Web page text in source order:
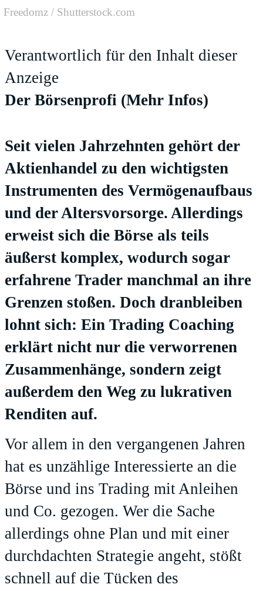
Freedomz / Shutterstock.com
Verantwortlich für den Inhalt dieser
Anzeige
Der Börsenprofi (Mehr Infos)
Seit vielen Jahrzehnten gehört der
Aktienhandel zu den wichtigsten
Instrumenten des Vermögenaufbaus
und der Altersvorsorge. Allerdings
erweist sich die Börse als teils
äußerst komplex, wodurch sogar
erfahrene Trader manchmal an ihre
Grenzen stoßen. Doch dranbleiben
lohnt sich: Ein Trading Coaching
erklärt nicht nur die verworrenen
Zusammenhänge, sondern zeigt
außerdem den Weg zu lukrativen
Renditen auf.
Vor allem in den vergangenen Jahren
hat es unzählige Interessierte an die
Börse und ins Trading mit Anleihen
und Co. gezogen. Wer die Sache
allerdings ohne Plan und mit einer
durchdachten Strategie angeht, stößt
schnell auf die Tücken des